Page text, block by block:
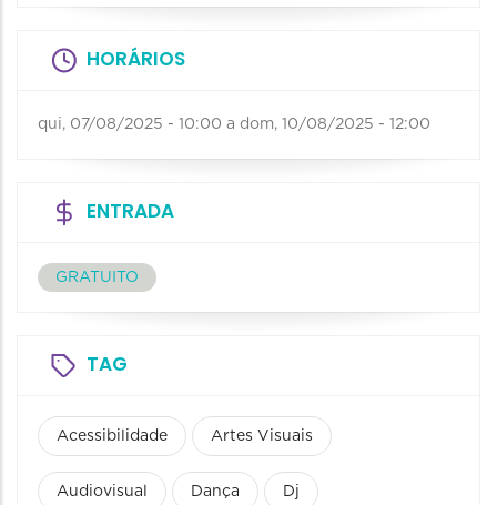
HORÁRIOS
qui, 07/08/2025 - 10:00 a dom, 10/08/2025 - 12:00
ENTRADA
GRATUITO
TAG
Acessibilidade Artes Visuais
Audiovisual Dança Dj